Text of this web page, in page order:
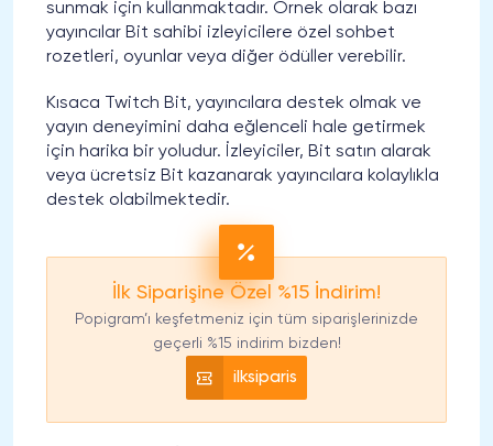
sunmak için kullanmaktadır. Örnek olarak bazı
yayıncılar Bit sahibi izleyicilere özel sohbet
rozetleri, oyunlar veya diğer ödüller verebilir.
Kısaca Twitch Bit, yayıncılara destek olmak ve
yayın deneyimini daha eğlenceli hale getirmek
için harika bir yoludur. İzleyiciler, Bit satın alarak
veya ücretsiz Bit kazanarak yayıncılara kolaylıkla
destek olabilmektedir.
İlk Siparişine Özel %15 İndirim!
Popigram’ı keşfetmeniz için tüm siparişlerinizde
geçerli %15 indirim bizden!
ilksiparis